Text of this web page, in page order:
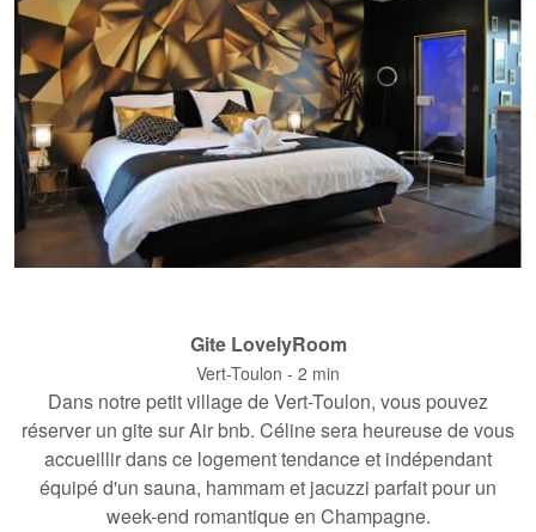
Gite LovelyRoom
Vert-Toulon - 2 min
Dans notre petit village de Vert-Toulon, vous pouvez
réserver un gite sur Air bnb. Céline sera heureuse de vous
accueillir dans ce logement tendance et indépendant
équipé d'un sauna, hammam et jacuzzi parfait pour un
week-end romantique en Champagne.